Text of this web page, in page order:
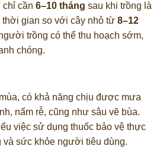
chỉ cần 6–10 tháng sau khi trồng là
thời gian so với cây nhỏ từ 8–12
trồng có thể thu hoạch sớm,
chóng.
có khả năng chịu được mưa
nấm rễ, cũng như sâu vẽ bùa.
việc sử dụng thuốc bảo vệ thực
và sức khỏe người tiêu dùng.